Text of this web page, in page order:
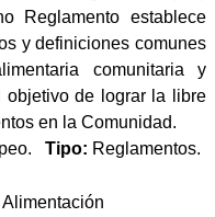
Reglamento establece
y definiciones comunes
comunitaria y
objetivo de lograr la libre
en la Comunidad.
Tipo: Reglamentos.
Alimentación